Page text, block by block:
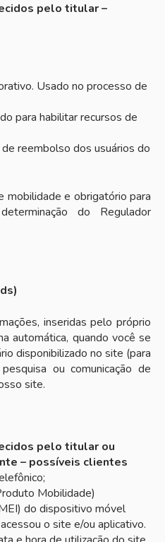
pelo titular –
Usado no processo de
para habilitar recursos de
reembolso dos usuários do
mobilidade e obrigatório para
do Regulador
inseridas pelo próprio
automática, quando você se
disponibilizado no site (para
ou comunicação de
site.
pelo titular ou
– possíveis clientes
Mobilidade)
do dispositivo móvel
o site e/ou aplicativo.